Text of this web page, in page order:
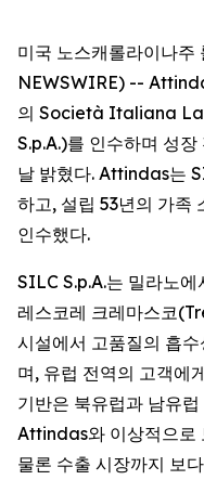
미국 노스캐롤라이나
NEWSWIRE) --
의 Società Italiana
S.p.A.)를 인수하며 성
날 밝혔다. Attindas는
하고, 설립 53년의 가족
인수했다.
SILC S.p.A.는 밀라노
레스코레 크레마스코
시설에서 고품질의 흡
며, 유럽 전역의 고객에
기반은 북유럽과 남유
Attindas와 이상적으로
물론 수출 시장까지 보